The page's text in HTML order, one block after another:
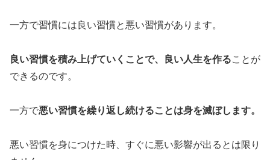
一方で習慣には良い習慣と悪い習慣があります。
良い習慣を積み上げていくことで、良い人生を作ることが
できるのです。
一方で悪い習慣を繰り返し続けることは身を滅ぼします。
悪い習慣を身につけた時、すぐに悪い影響が出るとは限り